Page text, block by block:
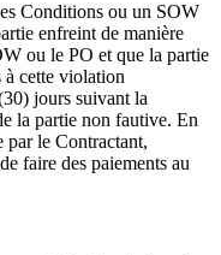
Conditions ou un SOW
enfreint de manière
ou le PO et que la partie
à cette violation
jours suivant la
la partie non fautive. En
par le Contractant,
faire des paiements au